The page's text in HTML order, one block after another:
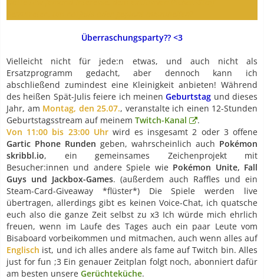
Überraschungsparty?? <3
Vielleicht nicht für jede:n etwas, und auch nicht als
Ersatzprogramm gedacht, aber dennoch kann ich
abschließend zumindest eine Kleinigkeit anbieten! Während
des heißen Spät-Julis feiere ich meinenGeburtstag und dieses
Jahr, am Montag, den 25.07., veranstalte ich einen 12-Stunden
Geburtstagsstream auf meinem Twitch-Kanal
.
Von 11:00 bis 23:00 Uhr wird es insgesamt 2 oder 3 offene
Gartic Phone Runden geben, wahrscheinlich auch Pokémon
skribbl.io, ein gemeinsames Zeichenprojekt mit
Besucher:innen und andere Spiele wie Pokémon Unite, Fall
Guys und Jackbox-Games. (außerdem auch Raffles und ein
Steam-Card-Giveaway *flüster*) Die Spiele werden live
übertragen, allerdings gibt es keinen Voice-Chat, ich quatsche
euch also die ganze Zeit selbst zu x3 Ich würde mich ehrlich
freuen, wenn im Laufe des Tages auch ein paar Leute vom
Bisaboard vorbeikommen und mitmachen, auch wenn alles auf
Englisch ist, und ich alles andere als fame auf Twitch bin. Alles
just for fun ;3 Ein genauer Zeitplan folgt noch, abonniert dafür
am besten unsere Gerüchteküche.